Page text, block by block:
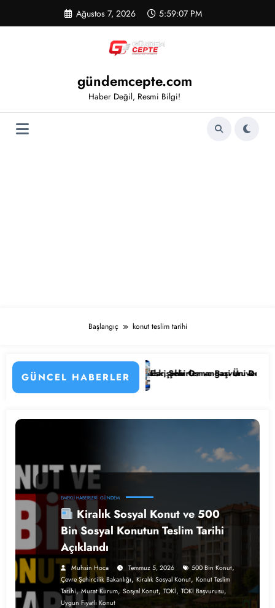
Ağustos 7, 2026 5:59:07 PM
gündemcepte.com
Haber Değil, Resmi Bilgi!
Başlangıç konut teslim tarihi
GÜNCEL HABERLER
Alımı Başladı! İşte Kadrolar, Şehirler ve Başvuru Detayları
Eskişehir Osmangazi Üniversitesi 203
EMEKLI HABERLERI GÜNDEM
Kiralık Sosyal Konut ve 500
Bin Sosyal Konutun Teslim Tarihi
Açıklandı
Muhsin Hoca Temmuz 5, 2026 500 Bin Konut,
Çevre Şehircilik Bakanlığı, Kiralık Sosyal Konut, Konut Teslim
Tarihi,Murat Kurum, Sosyal Konut, TOKİ, TOKİ Başvurusu,
Uygun Fiyatlı Konut